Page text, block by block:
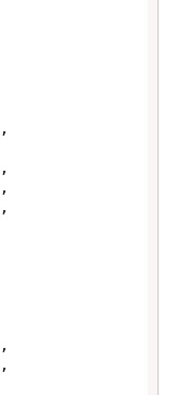
,
,
,
,
,
,